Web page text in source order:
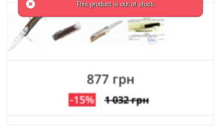
877 грн
-15% 1 032 грн
This product is out of stock.